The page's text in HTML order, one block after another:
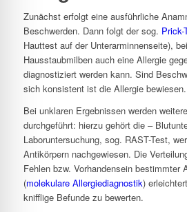
Zunächst erfolgt eine ausführliche
Beschwerden. Dann folgt der sog. Prick-
Hauttest auf der Unterarminnenseite),
Hausstaubmilben auch eine Allergie
diagnostiziert werden kann. Sind
sich konsistent ist die Allergie bewiesen.
Bei unklaren Ergebnissen werden
durchgeführt: hierzu gehört die –
Laboruntersuchung, sog. RAST-Test,
Antikörpern nachgewiesen. Die
Fehlen bzw. Vorhandensein bestimmter
(molekulare Allergiediagnostik)
knifflige Befunde zu bewerten.